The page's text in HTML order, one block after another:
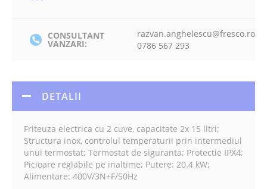
CONSULTANT
VANZARI:
razvan.anghelescu@fresco.ro
0786 567 293
DETALII
Friteuza electrica cu 2 cuve, capacitate 2x 15 litri;
Structura inox, controlul temperaturii prin intermediul
unui termostat; Termostat de siguranta; Protectie IPX4;
Picioare reglabile pe inaltime; Putere: 20.4 kW;
Alimentare: 400V/3N+F/50Hz